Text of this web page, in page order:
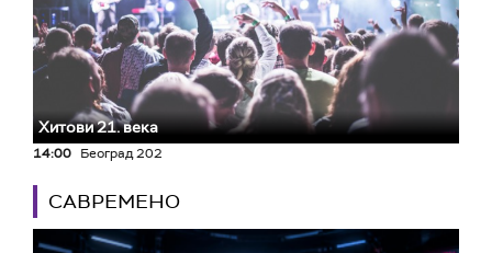
Хитови 21. века
14:00 Београд 202
САВРЕМЕНО